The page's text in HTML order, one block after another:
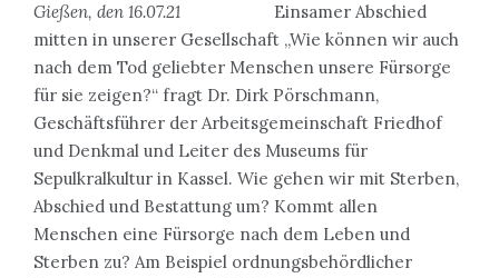
Gießen, den 16.07.21
Einsamer Abschied
mitten in unserer Gesellschaft „Wie können wir auch
nach dem Tod geliebter Menschen unsere Fürsorge
für sie zeigen?“ fragt Dr. Dirk Pörschmann,
Geschäftsführer der Arbeitsgemeinschaft Friedhof
und Denkmal und Leiter des Museums für
Sepulkralkultur in Kassel. Wie gehen wir mit Sterben,
Abschied und Bestattung um? Kommt allen
Menschen eine Fürsorge nach dem Leben und
Sterben zu? Am Beispiel ordnungsbehördlicher